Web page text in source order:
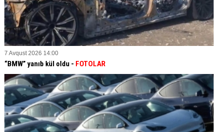
7 Avqust 2026 14:00
“BMW” yanıb kül oldu - FOTOLAR